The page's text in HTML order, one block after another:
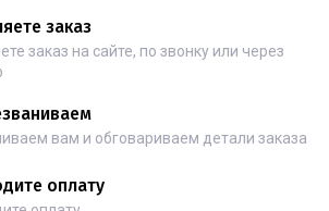
заказ
заказ на сайте, по звонку или через
вам и обговариваем детали заказа
оплату